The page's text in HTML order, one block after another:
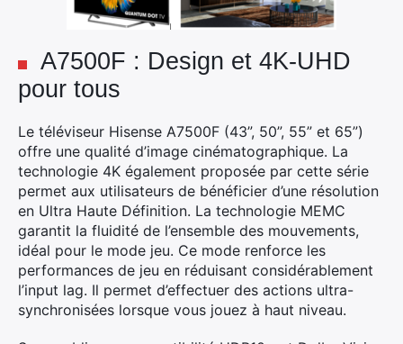
A7500F : Design et 4K-UHD
pour tous
Le téléviseur Hisense A7500F (43”, 50”, 55” et 65”)
offre une qualité d’image cinématographique. La
technologie 4K également proposée par cette série
permet aux utilisateurs de bénéficier d’une résolution
en Ultra Haute Définition. La technologie MEMC
garantit la fluidité de l’ensemble des mouvements,
idéal pour le mode jeu. Ce mode renforce les
performances de jeu en réduisant considérablement
l’input lag. Il permet d’effectuer des actions ultra-
synchronisées lorsque vous jouez à haut niveau.